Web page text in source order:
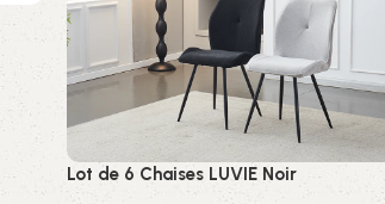
Lot de 6 Chaises LUVIE Noir